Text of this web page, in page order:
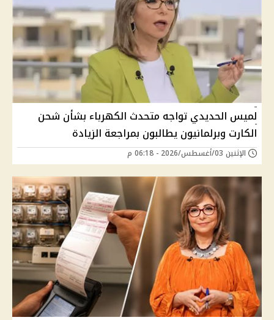
لميس الحديدي تواجه متحدث الكهرباء بشأن شحن
الكارت وبرلمانيون يطالبون بمراجعة الزيادة
الإثنين 03/أغسطس/2026 - 06:18 م